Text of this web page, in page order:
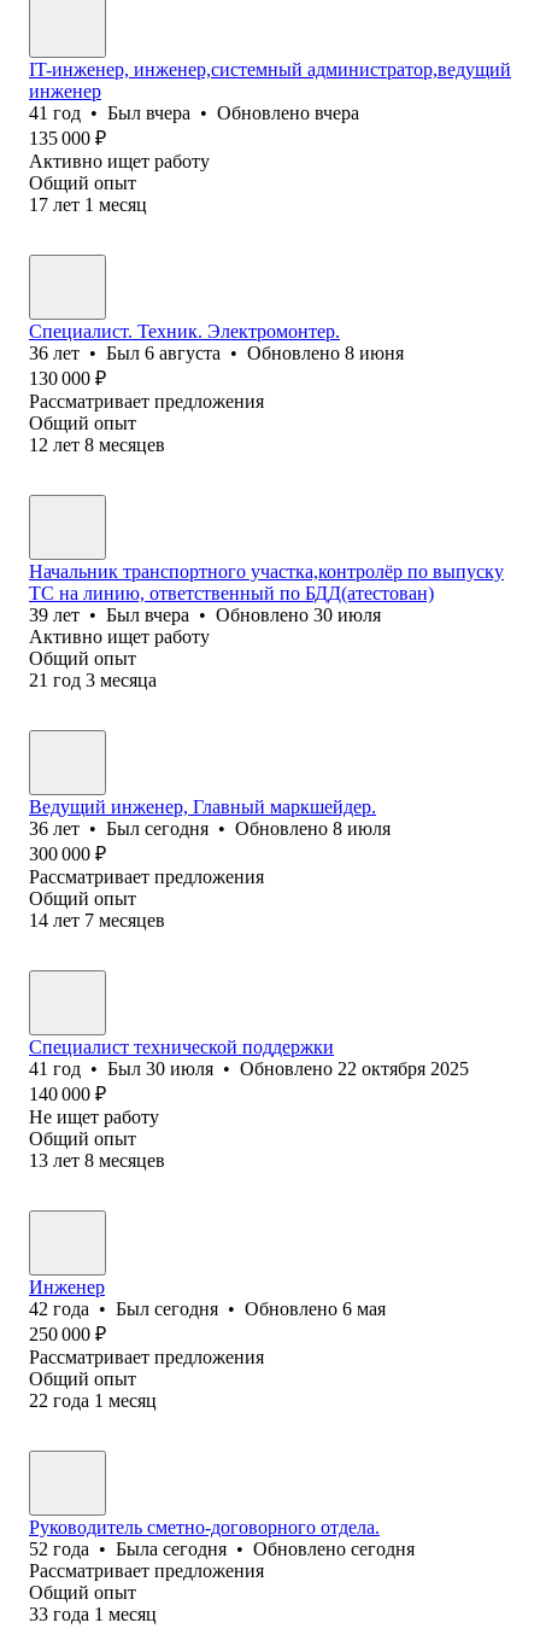
IT-инженер, инженер,системный администратор,ведущий
инженер
41 год • Был вчера • Обновлено вчера
135 000 ₽
Активно ищет работу
Общий опыт
17 лет 1 месяц
Специалист. Техник. Электромонтер.
36 лет • Был 6 августа • Обновлено 8 июня
130 000 ₽
Рассматривает предложения
Общий опыт
12 лет 8 месяцев
Начальник транспортного участка,контролёр по выпуску
ТС на линию, ответственный по БДД(атестован)
39 лет • Был вчера • Обновлено 30 июля
Активно ищет работу
Общий опыт
21 год 3 месяца
Ведущий инженер, Главный маркшейдер.
36 лет • Был сегодня • Обновлено 8 июля
300 000 ₽
Рассматривает предложения
Общий опыт
14 лет 7 месяцев
Специалист технической поддержки
41 год • Был 30 июля • Обновлено 22 октября 2025
140 000 ₽
Не ищет работу
Общий опыт
13 лет 8 месяцев
Инженер
42 года • Был сегодня • Обновлено 6 мая
250 000 ₽
Рассматривает предложения
Общий опыт
22 года 1 месяц
Руководитель сметно-договорного отдела.
52 года • Была сегодня • Обновлено сегодня
Рассматривает предложения
Общий опыт
33 года 1 месяц